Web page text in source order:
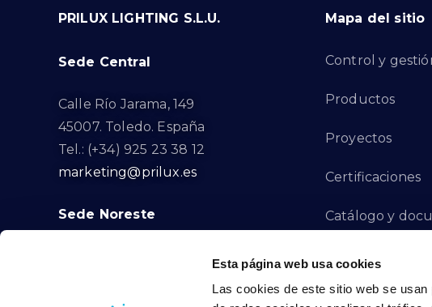
Esta página web usa cookies
Las cookies de este sitio web se
PRILUX LIGHTING S.L.U.
Sede Central
Calle Río Jarama, 149
45007. Toledo. España
Tel.: (+34) 925 23 38 12
marketing@prilux.es
Sede Noreste
Calle Del Torrent Fondo, s/n
Barcelona. España
Mapa del sitio
Control y
Productos
Proyectos
Certificaciones
Catálogo y
Canal de